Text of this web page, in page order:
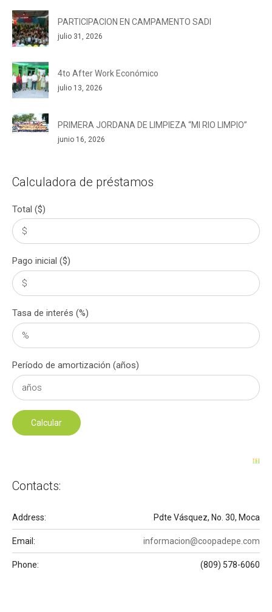
PARTICIPACION EN CAMPAMENTO SADI
julio 31, 2026
4to After Work Económico
julio 13, 2026
PRIMERA JORDANA DE LIMPIEZA “MI RIO LIMPIO”
junio 16, 2026
Calculadora de préstamos
Total ($)
Pago inicial ($)
Tasa de interés (%)
Período de amortización (años)
Contacts:
Address: Pdte Vásquez, No. 30, Moca
Email: informacion@coopadepe.com
Phone: (809) 578-6060